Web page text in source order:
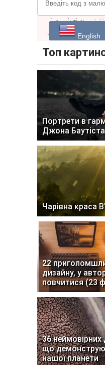
English
Топ
Портрети в
Джона
Чарівна краса
22
дизайну, у
повчитися (23
36
що
нашої планети